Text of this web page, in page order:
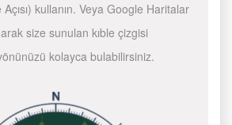
kullanın. Veya Google Haritalar
size sunulan kıble çizgisi
kolayca bulabilirsiniz.